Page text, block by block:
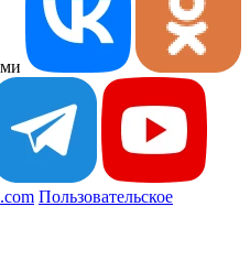
Пользовательское